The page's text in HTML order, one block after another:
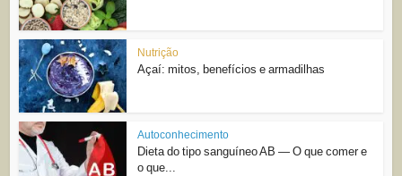
Nutrição
Açaí: mitos, benefícios e armadilhas
Autoconhecimento
Dieta do tipo sanguíneo AB — O que comer e
o que...